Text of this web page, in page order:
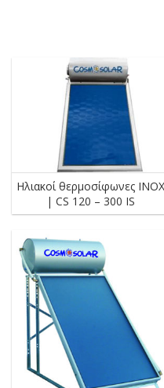
Ηλιακοί θερμοσίφωνες INOX
| CS 120 – 300 IS